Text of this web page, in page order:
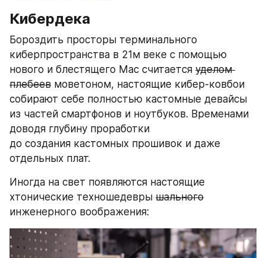
Кибердека
Бороздить просторы терминального
киберпространства в 21м веке с помощью
нового и блестящего Mac считается уделом
плебеев моветоном, настоящие кибер-ковбои
собирают себе полностью кастомные девайсы
из частей смартфонов и ноутбуков. Временами
доводя глубину проработки
до создания кастомных прошивок и даже
отдельных плат.
Иногда на свет появляются настоящие
хтонические техношедевры шального
инженерного воображения: